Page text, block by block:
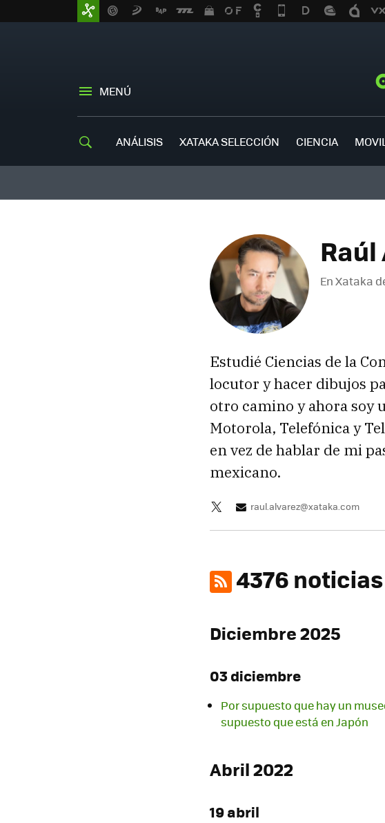
MENÚ
ANÁLISIS XATAKA SELECCIÓN CIENCIA
En Xataka
Estudié Ciencias de la
locutor y hacer dibujos
otro camino y ahora soy
Motorola, Telefónica y
en vez de hablar de mi
mexicano.
raul.alvarez@xataka.com
4376
Diciembre 2025
03 diciembre
Por supuesto que hay un
supuesto que está en Japón
Abril 2022
19 abril